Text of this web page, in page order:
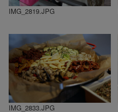
IMG_2819.JPG
IMG_2833.JPG